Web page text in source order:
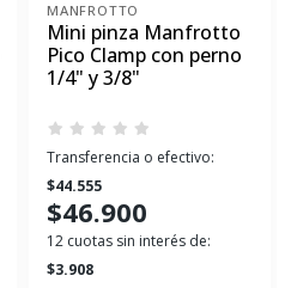
MANFROTTO
Mini pinza Manfrotto
Pico Clamp con perno
1/4" y 3/8"
Transferencia o efectivo:
$44.555
$46.900
12 cuotas sin interés de:
$3.908